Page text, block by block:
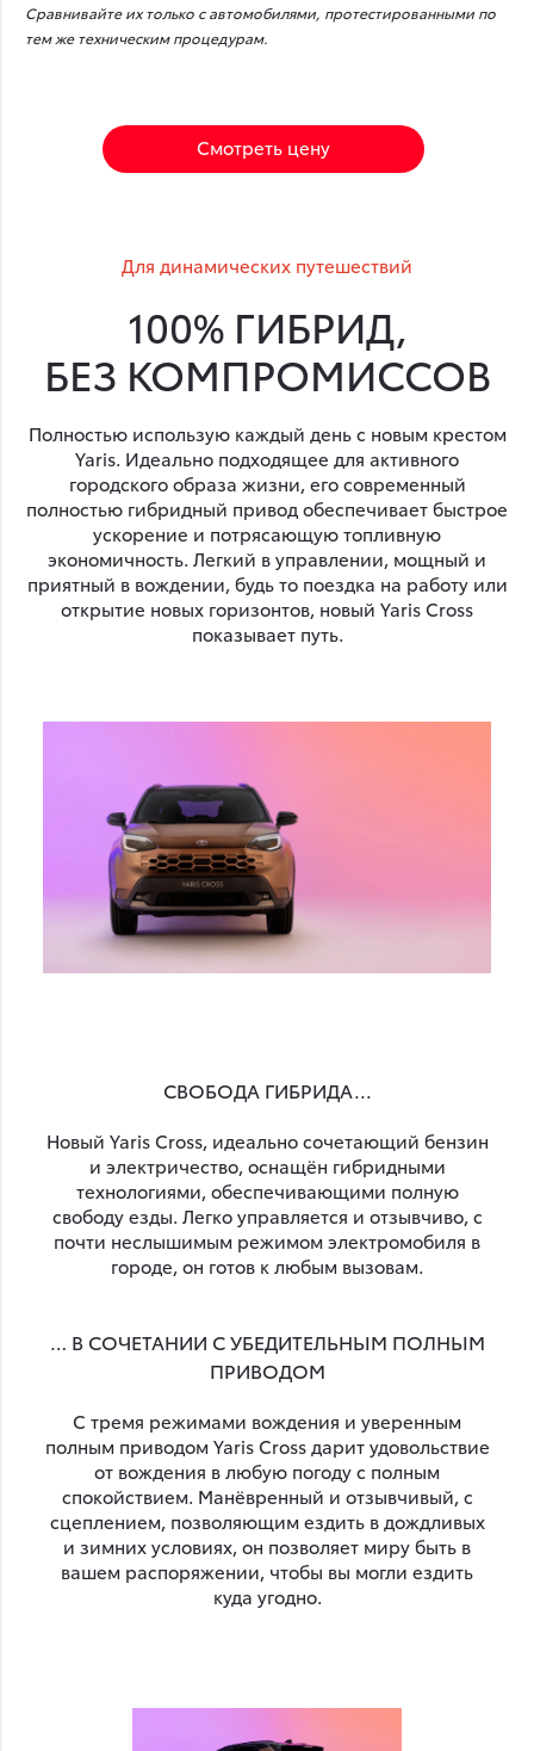
Сравнивайте их только с автомобилями, протестированными по
тем же техническим процедурам.
Смотреть цену
Для динамических путешествий
100% ГИБРИД,
БЕЗ КОМПРОМИССОВ
Полностью использую каждый день с новым крестом
Yaris. Идеально подходящее для активного
городского образа жизни, его современный
полностью гибридный привод обеспечивает быстрое
ускорение и потрясающую топливную
экономичность. Легкий в управлении, мощный и
приятный в вождении, будь то поездка на работу или
открытие новых горизонтов, новый Yaris Cross
показывает путь.
СВОБОДА ГИБРИДА...
Новый Yaris Cross, идеально сочетающий бензин
и электричество, оснащён гибридными
технологиями, обеспечивающими полную
свободу езды. Легко управляется и отзывчиво, с
почти неслышимым режимом электромобиля в
городе, он готов к любым вызовам.
… В СОЧЕТАНИИ С УБЕДИТЕЛЬНЫМ ПОЛНЫМ
ПРИВОДОМ
С тремя режимами вождения и уверенным
полным приводом Yaris Cross дарит удовольствие
от вождения в любую погоду с полным
спокойствием. Манёвренный и отзывчивый, с
сцеплением, позволяющим ездить в дождливых
и зимних условиях, он позволяет миру быть в
вашем распоряжении, чтобы вы могли ездить
куда угодно.